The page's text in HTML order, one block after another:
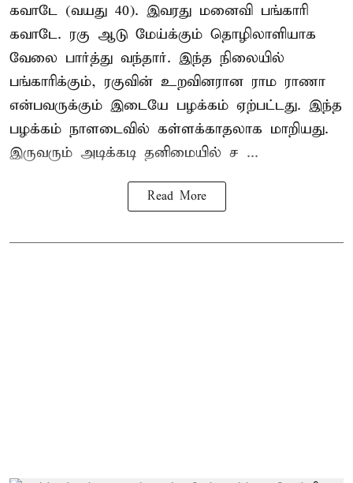
கவாடே (வயது 40). இவரது மனைவி பங்காரி
கவாடே. ரகு ஆடு மேய்க்கும் தொழிலாளியாக
வேலை பார்த்து வந்தார். இந்த நிலையில்
பங்காரிக்கும், ரகுவின் உறவினரான ராம ராணா
என்பவருக்கும் இடையே பழக்கம் ஏற்பட்டது. இந்த
பழக்கம் நாளடைவில் கள்ளக்காதலாக மாறியது.
இருவரும் அடிக்கடி தனிமையில் ச ...
Read More